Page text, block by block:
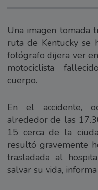
Una imagen tomada
ruta de Kentucky se
fotógrafo dijera ver
motociclista
cuerpo.
En el accidente,
alrededor de las
15 cerca de la
resultó gravemente
trasladada al
salvar su vida,